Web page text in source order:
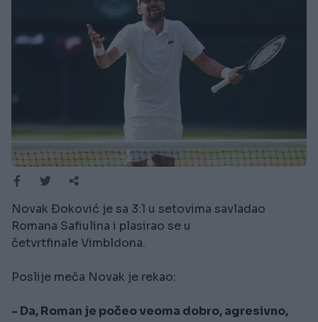
Novak Đoković je sa 3:1 u setovima savladao
Romana Safiulina i plasirao se u
četvrtfinale Vimbldona.
Poslije meča Novak je rekao:
- Da, Roman je počeo veoma dobro, agresivno,